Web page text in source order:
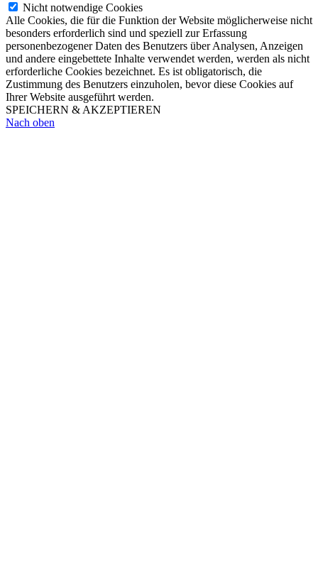
Nicht notwendige Cookies
Alle Cookies, die für die Funktion der Website möglicherweise nicht
besonders erforderlich sind und speziell zur Erfassung
personenbezogener Daten des Benutzers über Analysen, Anzeigen
und andere eingebettete Inhalte verwendet werden, werden als nicht
erforderliche Cookies bezeichnet. Es ist obligatorisch, die
Zustimmung des Benutzers einzuholen, bevor diese Cookies auf
Ihrer Website ausgeführt werden.
SPEICHERN & AKZEPTIEREN
Nach oben